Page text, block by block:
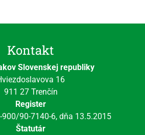
Kontakt
Slovenskej republiky
16
911 27 Trenčín
Register
900/90-7140-6, dňa 13.5.2015
Štatutár